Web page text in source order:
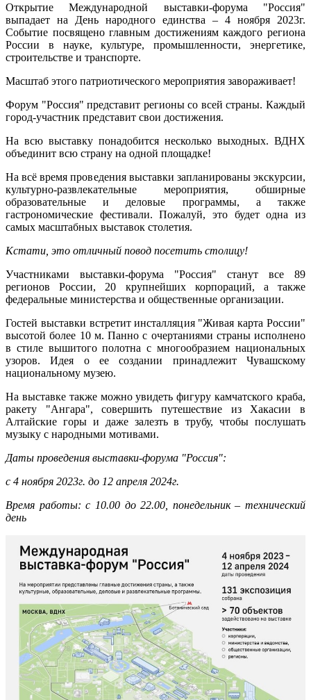
в
Открытие Международной выставки-форума "Россия"
выпадает на День народного единства – 4 ноября 2023г.
Событие посвящено главным достижениям каждого региона
России в науке, культуре, промышленности, энергетике,
строительстве и транспорте.
Масштаб этого патриотического мероприятия завораживает!
Форум "Россия" представит регионы со всей страны. Каждый
город-участник представит свои достижения.
На всю выставку понадобится несколько выходных. ВДНХ
объединит всю страну на одной площадке!
На всё время проведения выставки запланированы экскурсии,
культурно-развлекательные мероприятия, обширные
образовательные и деловые программы, а также
гастрономические фестивали. Пожалуй, это будет одна из
самых масштабных выставок столетия.
Кстати, это отличный повод посетить столицу!
Участниками выставки-форума "Россия" станут все 89
регионов России, 20 крупнейших корпораций, а также
федеральные министерства и общественные организации.
Гостей выставки встретит инсталляция "Живая карта России"
высотой более 10 м. Панно с очертаниями страны исполнено
в стиле вышитого полотна с многообразием национальных
узоров. Идея о ее создании принадлежит Чувашскому
национальному музею.
На выставке также можно увидеть фигуру камчатского краба,
ракету "Ангара", совершить путешествие из Хакасии в
Алтайские горы и даже залезть в трубу, чтобы послушать
музыку с народными мотивами.
Даты проведения выставки-форума "Россия":
с 4 ноября 2023г. до 12 апреля 2024г.
Время работы: с 10.00 до 22.00, понедельник – технический
день